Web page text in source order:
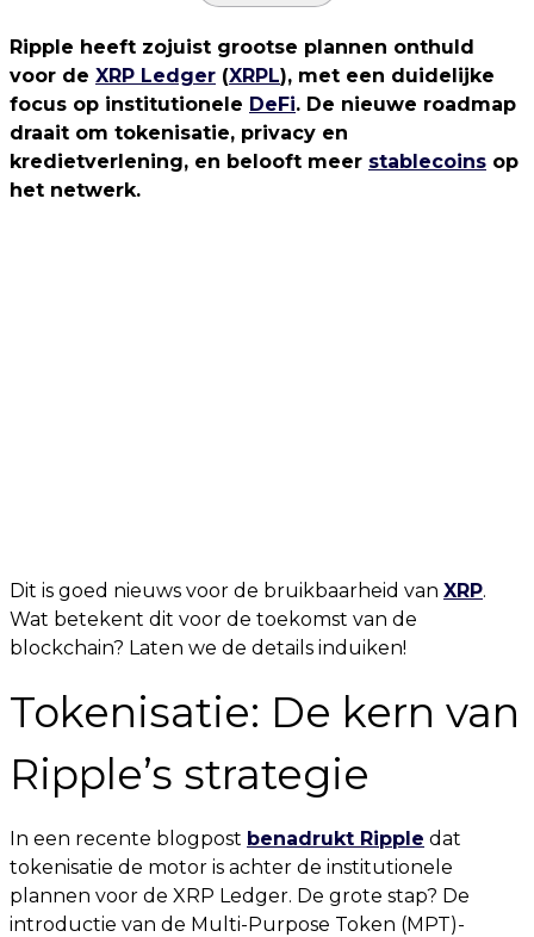
Ripple heeft zojuist grootse plannen onthuld
voor de XRP Ledger (XRPL), met een duidelijke
focus op institutionele DeFi. De nieuwe roadmap
draait om tokenisatie, privacy en
kredietverlening, en belooft meer stablecoins op
het netwerk.
Dit is goed nieuws voor de bruikbaarheid van XRP.
Wat betekent dit voor de toekomst van de
blockchain? Laten we de details induiken!
Tokenisatie: De kern van
Ripple’s strategie
In een recente blogpost benadrukt Ripple dat
tokenisatie de motor is achter de institutionele
plannen voor de XRP Ledger. De grote stap? De
introductie van de Multi-Purpose Token (MPT)-